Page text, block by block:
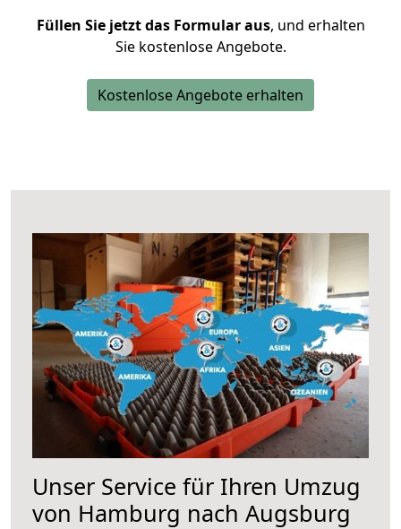
Füllen Sie jetzt das Formular aus, und erhalten
Sie kostenlose Angebote.
Kostenlose Angebote erhalten
Unser Service für Ihren Umzug
von Hamburg nach Augsburg